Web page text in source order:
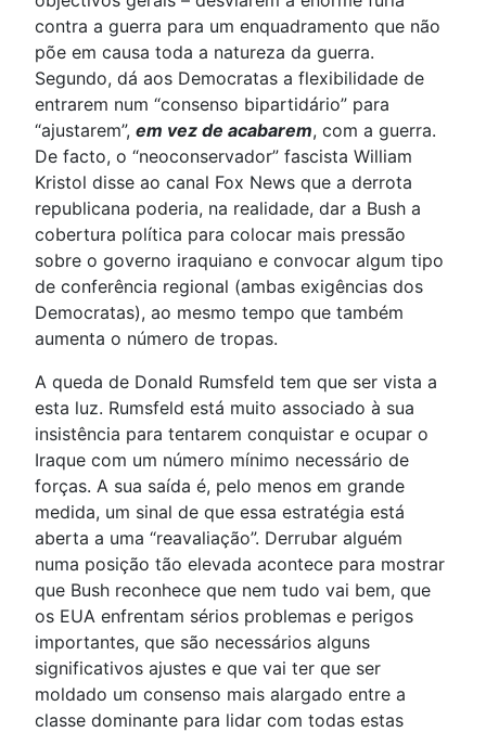
contra a guerra para um enquadramento que não
põe em causa toda a natureza da guerra.
Segundo, dá aos Democratas a flexibilidade de
entrarem num “consenso bipartidário” para
“ajustarem”, em vez de acabarem, com a guerra.
De facto, o “neoconservador” fascista William
Kristol disse ao canal Fox News que a derrota
republicana poderia, na realidade, dar a Bush a
cobertura política para colocar mais pressão
sobre o governo iraquiano e convocar algum tipo
de conferência regional (ambas exigências dos
Democratas), ao mesmo tempo que também
aumenta o número de tropas.
A queda de Donald Rumsfeld tem que ser vista a
esta luz. Rumsfeld está muito associado à sua
insistência para tentarem conquistar e ocupar o
Iraque com um número mínimo necessário de
forças. A sua saída é, pelo menos em grande
medida, um sinal de que essa estratégia está
aberta a uma “reavaliação”. Derrubar alguém
numa posição tão elevada acontece para mostrar
que Bush reconhece que nem tudo vai bem, que
os EUA enfrentam sérios problemas e perigos
importantes, que são necessários alguns
significativos ajustes e que vai ter que ser
moldado um consenso mais alargado entre a
classe dominante para lidar com todas estas